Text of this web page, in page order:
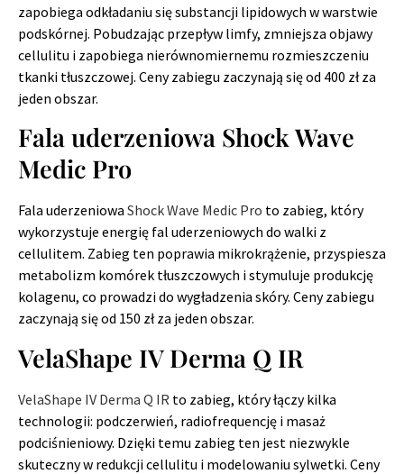
zapobiega odkładaniu się substancji lipidowych w warstwie
podskórnej. Pobudzając przepływ limfy, zmniejsza objawy
cellulitu i zapobiega nierównomiernemu rozmieszczeniu
tkanki tłuszczowej. Ceny zabiegu zaczynają się od 400 zł za
jeden obszar.
Fala uderzeniowa Shock Wave
Medic Pro
Fala uderzeniowa Shock Wave Medic Pro to zabieg, który
wykorzystuje energię fal uderzeniowych do walki z
cellulitem. Zabieg ten poprawia mikrokrążenie, przyspiesza
metabolizm komórek tłuszczowych i stymuluje produkcję
kolagenu, co prowadzi do wygładzenia skóry. Ceny zabiegu
zaczynają się od 150 zł za jeden obszar.
VelaShape IV Derma Q IR
VelaShape IV Derma Q IR to zabieg, który łączy kilka
technologii: podczerwień, radiofrequencję i masaż
podciśnieniowy. Dzięki temu zabieg ten jest niezwykle
skuteczny w redukcji cellulitu i modelowaniu sylwetki. Ceny